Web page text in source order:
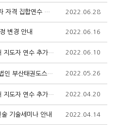
제11기 3급 태권도 호신술 지도자 자격 집합연수 안내 2022.06.28
변경 안내 2022.06.16
2022년 제2기 (생활 · 전문) 품새 지도자 연수 추가 모집(사단법인 부산태권도스포츠클럽) 2022.06.10
중·고등부 품새선수반 모집<사단법인 부산태권도스포츠클럽 > 2022.05.26
2022년 제2기 (생활 · 전문) 품새 지도자 연수 추가 모집(사단법인 부산태권도스포츠클럽) 2022.04.20
기술세미나 안내 2022.04.14